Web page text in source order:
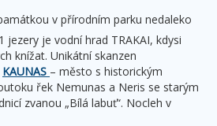
v přírodním parku nedaleko
jezery je vodní hrad TRAKAI, kdysi
knížat. Unikátní skanzen
KAUNAS – město s historickým
řek Nemunas a Neris se starým
zvanou „Bílá labuť“. Nocleh v